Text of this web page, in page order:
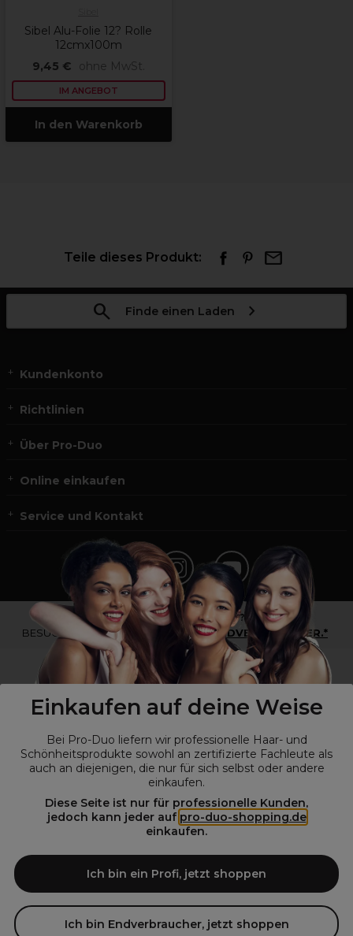
Einkaufen auf deine Weise
Bei Pro-Duo liefern wir professionelle Haar- und
Schönheitsprodukte sowohl an zertifizierte Fachleute als
auch an diejenigen, die nur für sich selbst oder andere
einkaufen.
Diese Seite ist nur für professionelle Kunden,
jedoch kann jeder auf pro-duo-shopping.de
einkaufen.
Ich bin ein Profi, jetzt shoppen
Ich bin Endverbraucher, jetzt shoppen
Sibel Alu-Folie 12? Rolle
12cmx100m
9,45 €
ohne MwSt.
IM ANGEBOT
In den Warenkorb
Teile dieses Produkt:
Finde einen Laden
Kundenkonto
Richtlinien
Über Pro-Duo
Online einkaufen
Service und Kontakt
*Du bist kein Profikunde?
BESUCHE
UNSERE WEBSEITE FÜR ENDVERBRAUCHER.*
© Alle Rechte vorbehalten © Pro-Duo2026
Pro-Duo ist Ihr zuverlässiger Partner für hochwertige Produkte im
hochwertigen Produkte, von der Haarpflege über das Make-up bis hin
zu Spezialwerkzeugen, sind so konzipiert, dass sie die Erwartungen
von Friseursalons und Kosmetikstudios übertreffen. Verlassen Sie sich
auf Pro-Duo für erstklassige Qualität und zeitgemäße Lösungen.